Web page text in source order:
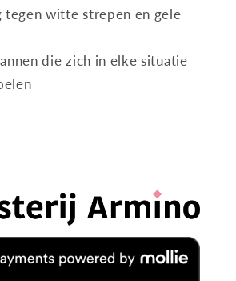
tegen witte strepen en gele
die zich in elke situatie